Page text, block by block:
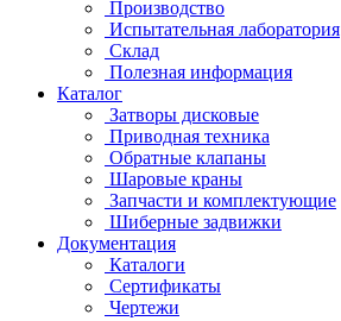
Производство
Испытательная лаборатория
Склад
Полезная информация
Каталог
Затворы дисковые
Приводная техника
Обратные клапаны
Шаровые краны
Запчасти и комплектующие
Шиберные задвижки
Документация
Каталоги
Сертификаты
Чертежи